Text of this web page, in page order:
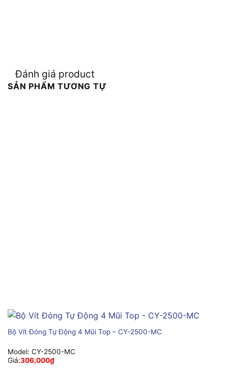
Đánh giá product
SẢN PHẨM TƯƠNG TỰ
Bộ Vít Đóng Tự Động 4 Mũi Top – CY-2500-MC
Model: CY-2500-MC
Giá:306,000₫